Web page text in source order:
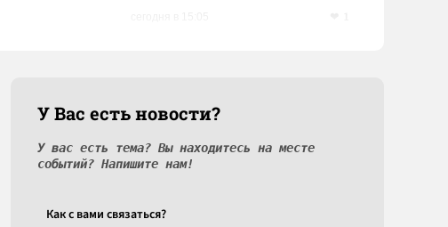
У Вас есть новости?
У вас есть тема? Вы находитесь на месте
событий? Напишите нам!
Как c вами связаться?